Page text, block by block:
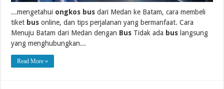
...mengetahui ongkos bus dari Medan ke Batam, cara membeli
tiket bus online, dan tips perjalanan yang bermanfaat. Cara
Menuju Batam dari Medan dengan Bus Tidak ada bus langsung
yang menghubungkan...
Read More »